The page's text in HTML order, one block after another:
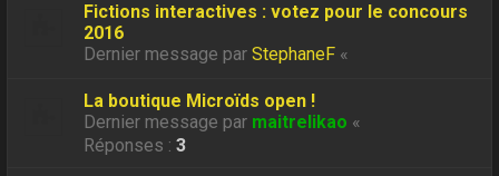
Fictions interactives : votez pour le concours
2016
Dernier message parStephaneF «
La boutique Microïds open !
Dernier message par maitrelikao «
Réponses :3